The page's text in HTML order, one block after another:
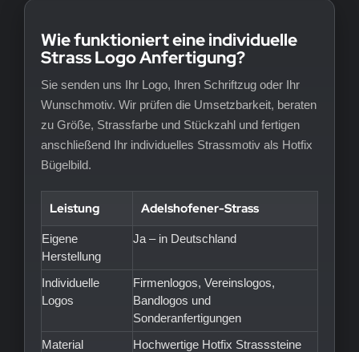
Wie funktioniert eine individuelle
Strass Logo Anfertigung?
Sie senden uns Ihr Logo, Ihren Schriftzug oder Ihr
Wunschmotiv. Wir prüfen die Umsetzbarkeit, beraten
zu Größe, Strassfarbe und Stückzahl und fertigen
anschließend Ihr individuelles Strassmotiv als Hotfix
Bügelbild.
Leistung Adelshofener-Strass
Eigene
Herstellung
Ja – in Deutschland
Individuelle
Logos
Firmenlogos, Vereinslogos,
Bandlogos und
Sonderanfertigungen
Material
Hochwertige Hotfix Strasssteine